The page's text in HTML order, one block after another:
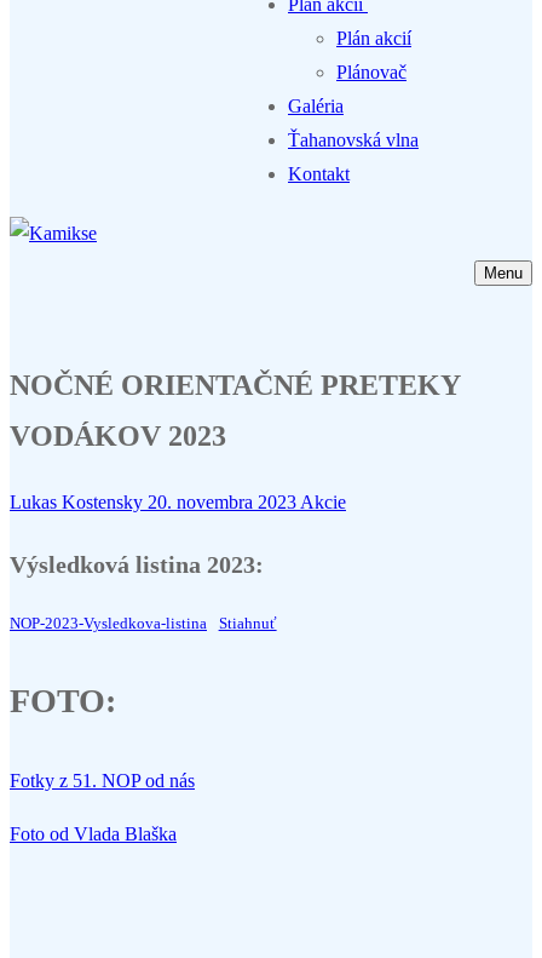
Plán akcií
Plán akcií
Plánovač
Galéria
Ťahanovská vlna
Kontakt
Menu
NOČNÉ ORIENTAČNÉ PRETEKY
VODÁKOV 2023
Lukas Kostensky 20. novembra 2023 Akcie
Výsledková listina 2023:
NOP-2023-Vysledkova-listina Stiahnuť
FOTO:
Fotky z 51. NOP od nás
Foto od Vlada Blaška